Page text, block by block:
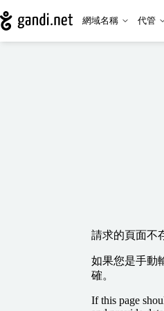
網域名稱 代管
請求的頁面不
如果您是手動
確。
If this page